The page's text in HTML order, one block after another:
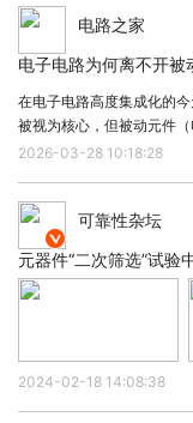
2. 主板上的固件存
这些芯片通常为
缓存存储器
除SRAM外，
理器访问主内存的
显存
显卡上搭载的显
显存容量和速度
能。
电路之家
电子电路为何离不开被
在电子电路高度集成化的
被视为核心，但被动元件
电路稳定运行的基石。从
容是电路中“噪声清道夫”。
2026-03-28 10:18:28

可靠性杂坛
元器件“二次筛选”试验
2024-02-18 14:08:38